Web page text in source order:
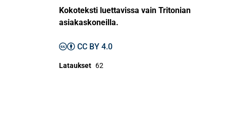
Kokoteksti luettavissa vain Tritonian
asiakaskoneilla.
CC BY 4.0
Lataukset 62